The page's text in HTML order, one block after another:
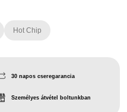
Hot Chip
30 napos cseregarancia
Személyes átvétel boltunkban